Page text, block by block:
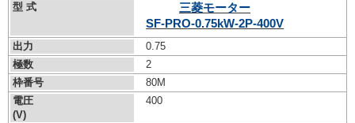
型 式
三菱モーター
SF-PRO-0.75kW-2P-400V
出力
0.75
極数
2
枠番号
80M
電圧
(V)
400